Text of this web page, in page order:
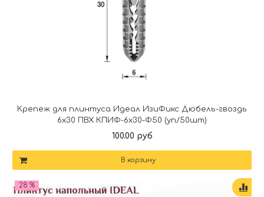
Крепеж для плинтуса Идеал ИзиФикс Дюбель-гвоздь
6х30 ПВХ КПИФ-6х30-Ф50 (уп/50шт)
100.00 руб
В корзину
28 %